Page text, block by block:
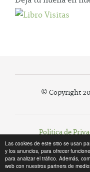
Las cookies de este sitio se usan
y los anuncios, para ofrecer
para analizar el tráfico. Además,
web con nuestros partners de
© Copyright
Política de